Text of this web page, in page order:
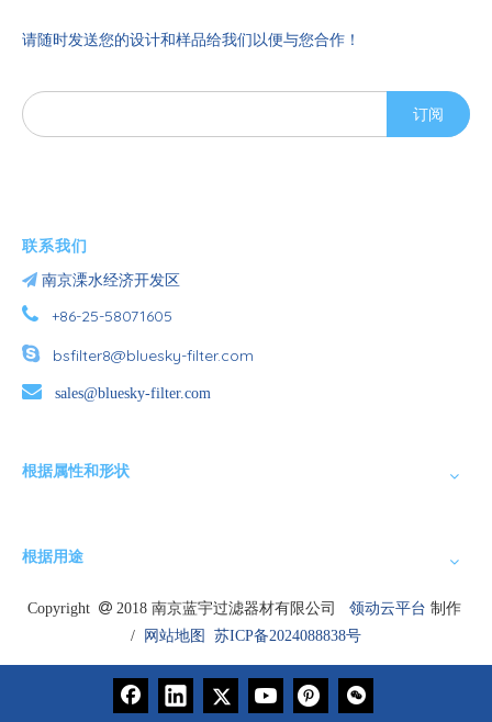
请随时发送您的设计和样品给我们以便与您合作！
订阅
联系我们
 南京溧水经济开发区
 +86-25-58071605

bsfilter8@bluesky-filter.com

sales@bluesky-filter.com
根据属性和形状
根据用途
Copyright 2018 南京蓝宇过滤器材有限公司 领动云平台 制作
/
网站地图 苏ICP备2024088838号